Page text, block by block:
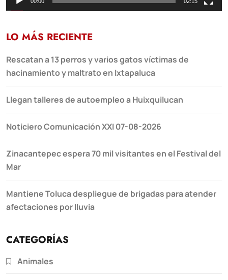
LO MÁS RECIENTE
Rescatan a 13 perros y varios gatos víctimas de
hacinamiento y maltrato en Ixtapaluca
Llegan talleres de autoempleo a Huixquilucan
Noticiero Comunicación XXI 07-08-2026
Zinacantepec espera 70 mil visitantes en el Festival del
Mar
Mantiene Toluca despliegue de brigadas para atender
afectaciones por lluvia
CATEGORÍAS
Animales